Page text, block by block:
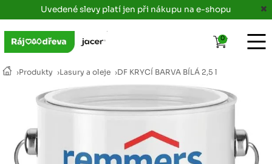
Uvedené slevy platí jen při nákupu na e-shopu
›Produkty ›Lasury a oleje ›DF KRYCÍ BARVA BÍLÁ 2,5 l
0